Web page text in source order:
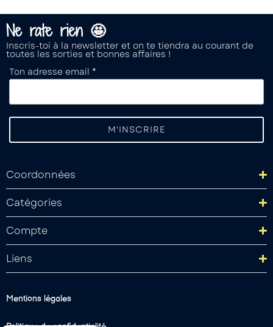
Ne rate rien 🤩
Inscris-toi à la newsletter et on te tiendra au courant de
toutes les sorties et bonnes affaires !
Ton adresse email *
Coordonnées
Catégories
Compte
Liens
Mentions légales